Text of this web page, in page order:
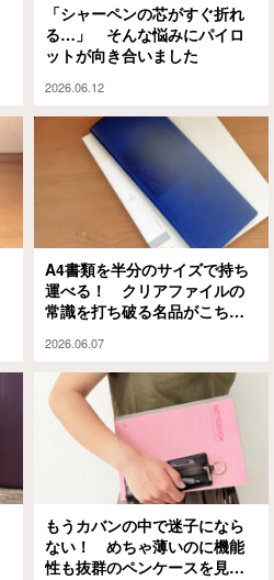
「シャーペンの芯がすぐ折れ
る…」 そんな悩みにパイロ
ットが向き合いました
2026.06.12
A4書類を半分のサイズで持ち
運べる！ クリアファイルの
常識を打ち破る名品がこちら
2026.06.07
もうカバンの中で迷子になら
ない！ めちゃ薄いのに機能
性も抜群のペンケースを見つ